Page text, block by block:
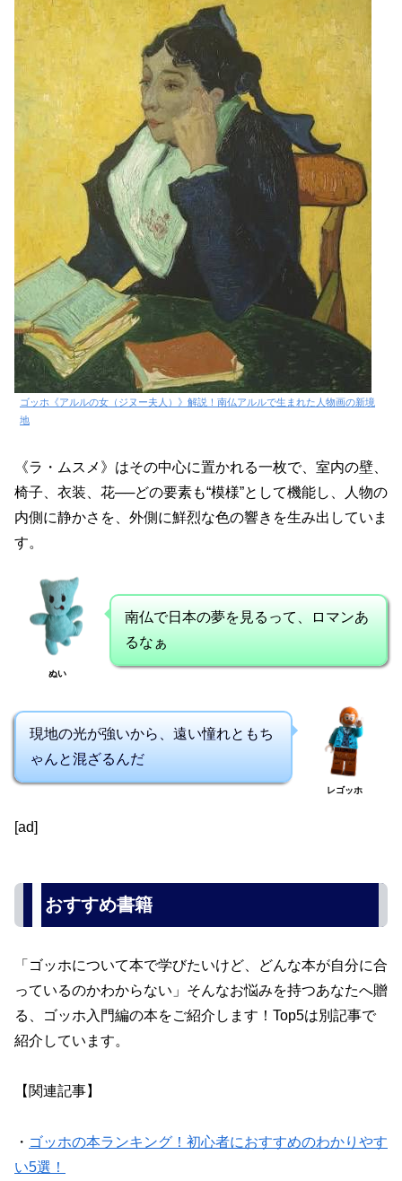
ゴッホ《アルルの女（ジヌー夫人）》解説！南仏アルルで生まれた人物画の新境
地
《ラ・ムスメ》はその中心に置かれる一枚で、室内の壁、
椅子、衣装、花──どの要素も“模様”として機能し、人物の
内側に静かさを、外側に鮮烈な色の響きを生み出していま
す。
ぬい
南仏で日本の夢を見るって、ロマンあ
るなぁ
現地の光が強いから、遠い憧れともち
ゃんと混ざるんだ
レゴッホ
[ad]
おすすめ書籍
「ゴッホについて本で学びたいけど、どんな本が自分に合
っているのかわからない」そんなお悩みを持つあなたへ贈
る、ゴッホ入門編の本をご紹介します！Top5は別記事で
紹介しています。
【関連記事】
・ ゴッホの本ランキング！初心者におすすめのわかりやす
い5選！